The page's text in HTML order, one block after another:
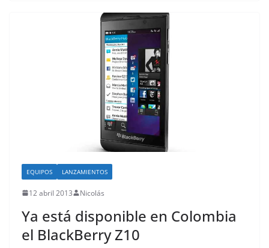
EQUIPOS LANZAMIENTOS
12 abril 2013 Nicolás
Ya está disponible en Colombia
el BlackBerry Z10